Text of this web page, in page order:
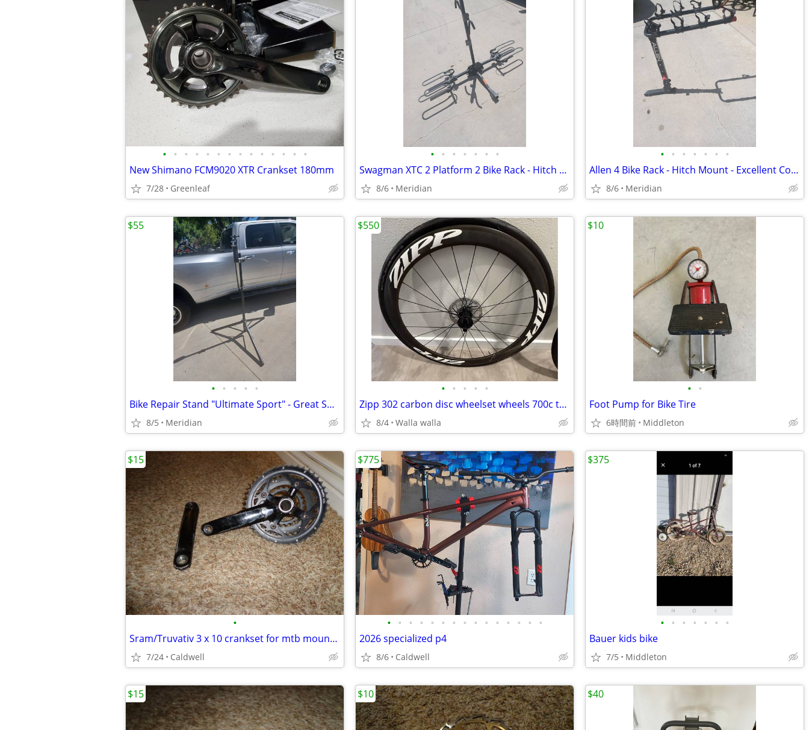
• • • • • • • • • • • • • •
New Shimano FCM9020 XTR Crankset 180mm
7/28 Greenleaf
• • • • • • •
Swagman XTC 2 Platform 2 Bike Rack - Hitch Mount - Great Shape
8/6 Meridian
• • • • • • •
Allen 4 Bike Rack - Hitch Mount - Excellent Condition
8/6 Meridian
• • • • •
Bike Repair Stand "Ultimate Sport" - Great Shape
8/5 Meridian
$55
• • • • •
Zipp 302 carbon disc wheelset wheels 700c tubeless ready
8/4 Walla walla
$550
• •
Foot Pump for Bike Tire
6時間前 Middleton
$10
•
Sram/Truvativ 3 x 10 crankset for mtb mountain bike
7/24 Caldwell
$15
• • • • • • • • • • • • • • •
2026 specialized p4
8/6 Caldwell
$775
• • • • • • •
Bauer kids bike
7/5 Middleton
$375
$15 $10 $40